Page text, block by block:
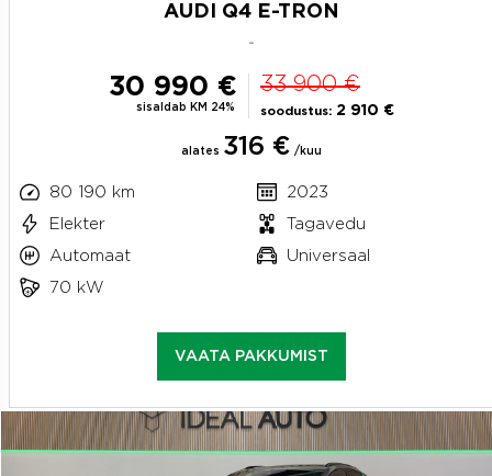
AUDI Q4 E-TRON
-
30 990 €
sisaldab KM 24%
33 900 €
soodustus: 2 910 €
alates 316 € /kuu
80 190 km
2023
Elekter
Tagavedu
Automaat
Universaal
70 kW
VAATA PAKKUMIST